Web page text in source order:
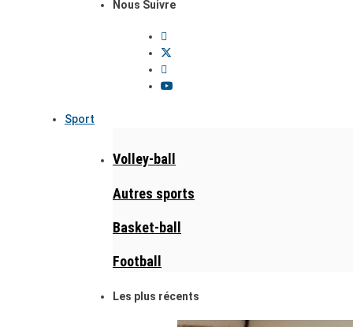
Nous Suivre
Sport
Volley-ball
Autres sports
Basket-ball
Football
Les plus récents